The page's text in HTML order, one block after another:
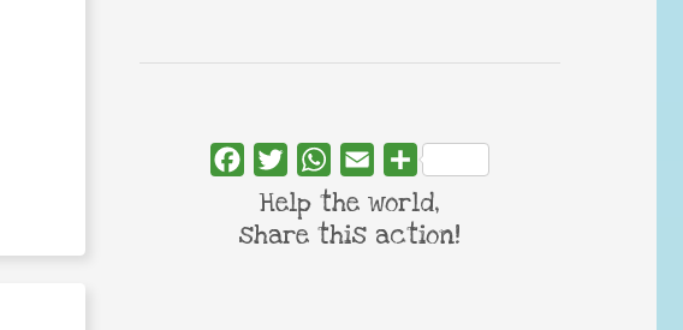
FacebookTwitterWhatsApp
Email Share
Help the world,
share this action!